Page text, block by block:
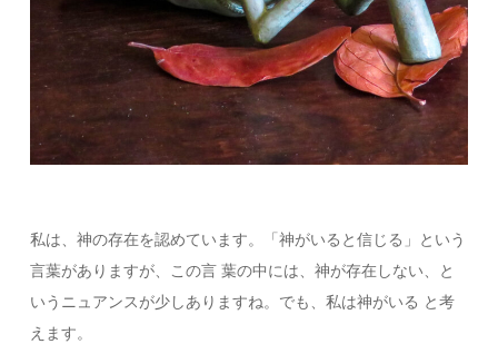
私は、神の存在を認めています。「神がいると信じる」という
言葉がありますが、この言 葉の中には、神が存在しない、と
いうニュアンスが少しありますね。でも、私は神がいる と考
えます。